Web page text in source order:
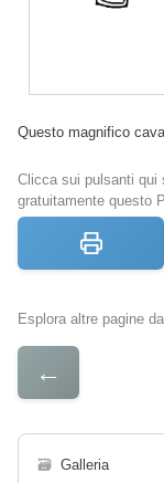
Questo magnifico
Clicca sui pulsanti qui
gratuitamente questo
Esplora altre pagine
←
🗃 Galleria